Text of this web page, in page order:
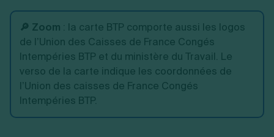
🔎 Zoom : la carte BTP comporte aussi les logos
de l’Union des Caisses de France Congés
Intempéries BTP et du ministère du Travail. Le
verso de la carte indique les coordonnées de
l’Union des caisses de France Congés
Intempéries BTP.